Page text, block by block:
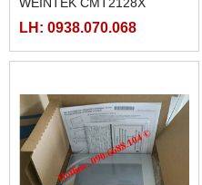
WEINTEK CMT2128X
LH: 0938.070.068